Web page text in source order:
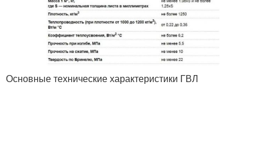
Основные технические характеристики ГВЛ